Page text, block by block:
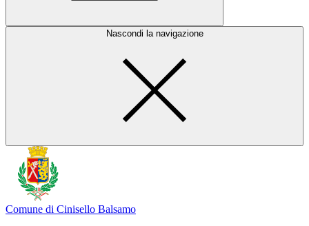
Nascondi la navigazione
Comune di Cinisello Balsamo